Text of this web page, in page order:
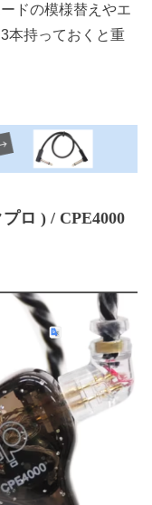
ドの模様替えやエ
本持っておくと重
ロ ) / CPE4000